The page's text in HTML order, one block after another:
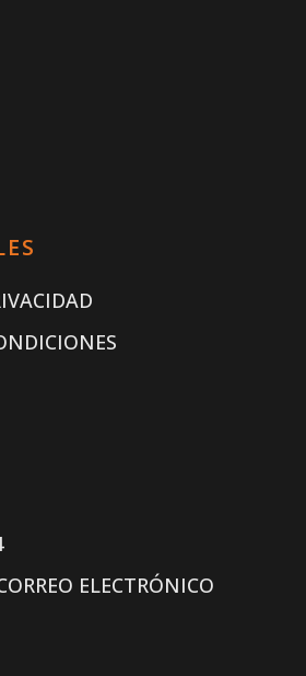
ELECTRÓNICO